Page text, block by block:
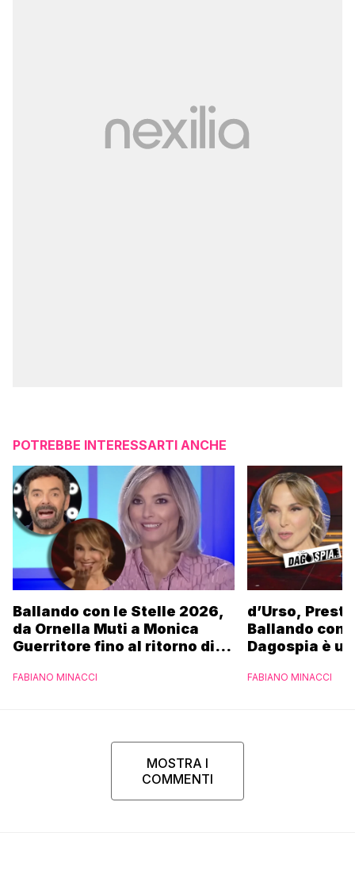
POTREBBE INTERESSARTI ANCHE
Ballando con le Stelle 2026,
da Ornella Muti a Monica
Guerritore fino al ritorno di
l’esclusiva di Gabriele
FABIANO MINACCI
d’Urso,
Ballando con
Dagospia è
FABIANO MINACCI
MOSTRA I
COMMENTI